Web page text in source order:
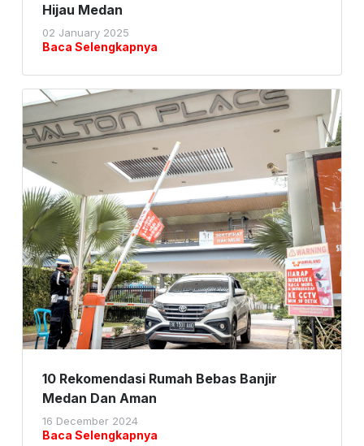
Hijau Medan
02 January 2025
Baca Selengkapnya
10 Rekomendasi Rumah Bebas Banjir
Medan Dan Aman
16 December 2024
Baca Selengkapnya